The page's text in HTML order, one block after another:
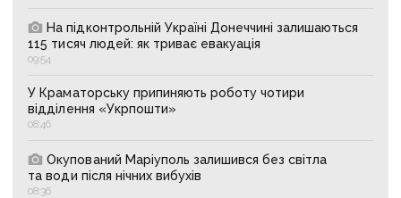
На підконтрольній Україні Донеччині залишаються
115 тисяч людей: як триває евакуація
09:54
У Краматорську припиняють роботу чотири
відділення «Укрпошти»
08:46
Окупований Маріуполь залишився без світла
та води після нічних вибухів
08:36